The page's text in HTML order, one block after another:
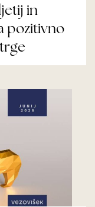
in
pozitivno